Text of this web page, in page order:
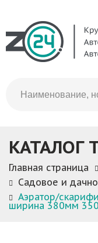
КАТАЛОГ
Главная страница
Садовое и
Аэратор/
ширина 380мм